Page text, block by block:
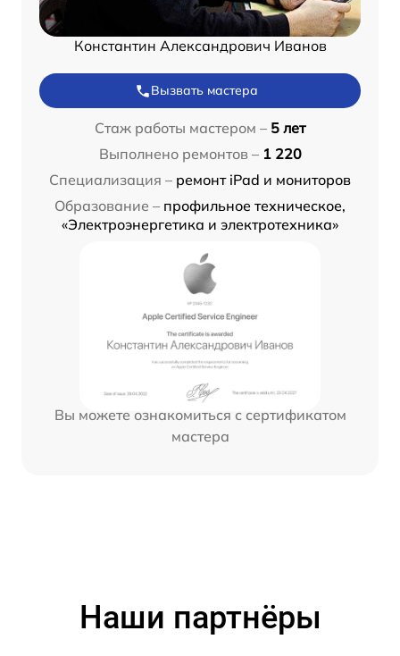
Константин Александрович Иванов
Вызвать мастера
Стаж работы мастером – 5 лет
Выполнено ремонтов – 1 220
Специализация – ремонт iPad и мониторов
Образование – профильное техническое,
«Электроэнергетика и электротехника»
Вы можете ознакомиться с сертификатом
мастера
Наши партнёры